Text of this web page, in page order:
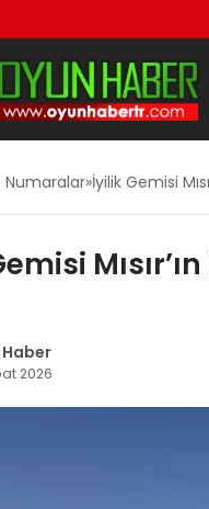
Numaralar İyilik Gemisi
2026